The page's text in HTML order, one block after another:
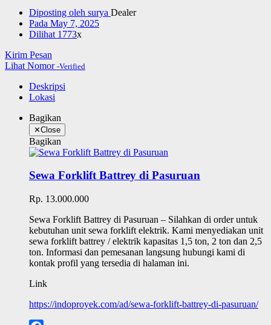
Diposting oleh surya Dealer
Pada May 7, 2025
Dilihat 1773x
Kirim Pesan
Lihat Nomor -Verified
Deskripsi
Lokasi
Bagikan
✕Close
Bagikan
Sewa Forklift Battrey di Pasuruan
Rp. 13.000.000
Sewa Forklift Battrey di Pasuruan – Silahkan di order untuk
kebutuhan unit sewa forklift elektrik. Kami menyediakan unit
sewa forklift battrey / elektrik kapasitas 1,5 ton, 2 ton dan 2,5
ton. Informasi dan pemesanan langsung hubungi kami di
kontak profil yang tersedia di halaman ini.
Link
https://indoproyek.com/ad/sewa-forklift-battrey-di-pasuruan/